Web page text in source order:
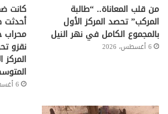
من قلب المعاناة.. “طالبة
المركب” تحصد المركز الأول
بالمجموع الكامل في نهر النيل
6 أغسطس، 2026
كانت
أحدثت
محراب
نقزو
6 أغسطس، 2026